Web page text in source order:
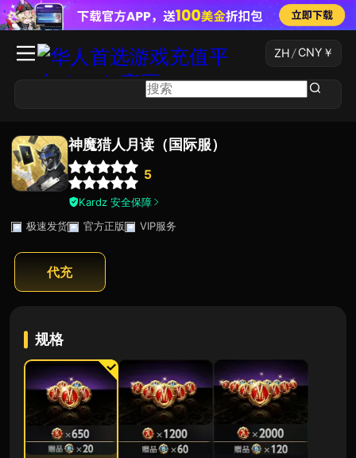
ZH/ CNY ￥
神魔猎人月读（国际服）
5
Kardz 安全保障
极速发货
官方正版 VIP服务
代充
规格